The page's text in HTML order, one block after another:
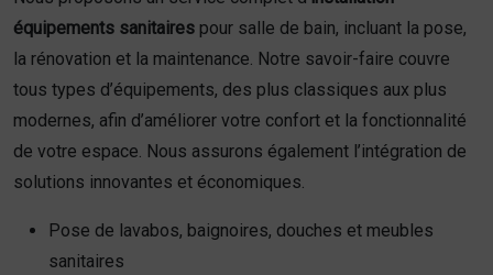
équipements sanitaires pour salle de bain, incluant la pose,
la rénovation et la maintenance. Notre savoir-faire couvre
tous types d’équipements, des plus classiques aux plus
modernes, afin d’améliorer votre confort et la fonctionnalité
de votre espace. Nous assurons également l’intégration de
solutions innovantes et économiques.
Pose de lavabos, baignoires, douches et meubles
sanitaires